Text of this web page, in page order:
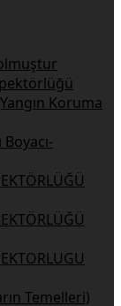
Koruma
Temelleri)